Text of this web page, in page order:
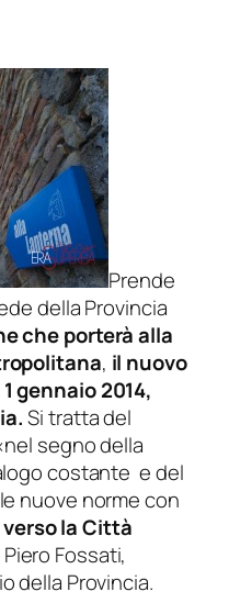
Prende
della Provincia
che porterà alla
, il nuovo
gennaio 2014,
Si tratta del
nel segno della
costante  e del
nuove norme con
verso la Città
Fossati,
della Provincia.